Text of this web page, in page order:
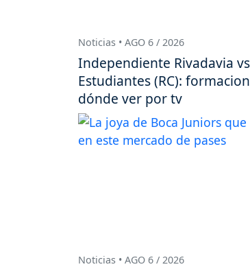
Noticias • AGO 6 / 2026
Independiente Rivadavia vs
Estudiantes (RC):
dónde ver por tv
Noticias • AGO 6 / 2026